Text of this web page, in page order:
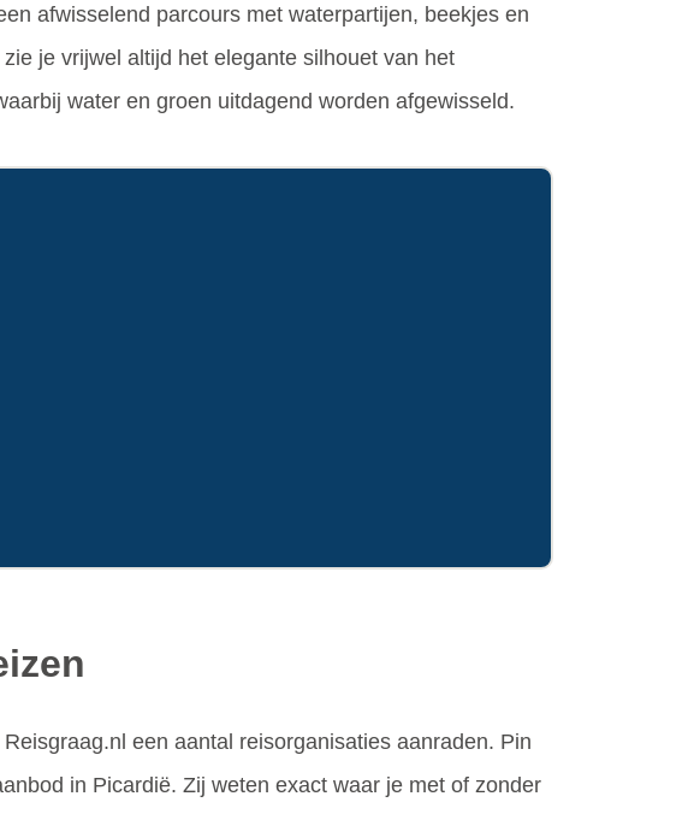
afwisselend parcours met waterpartijen, beekjes en
je vrijwel altijd het elegante silhouet van het
water en groen uitdagend worden afgewisseld.
een aantal reisorganisaties aanraden. Pin
in Picardië. Zij weten exact waar je met of zonder